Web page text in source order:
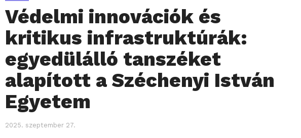
Védelmi innovációk és
kritikus infrastruktúrák:
egyedülálló tanszéket
alapított a Széchenyi István
Egyetem
2025. szeptember 27.